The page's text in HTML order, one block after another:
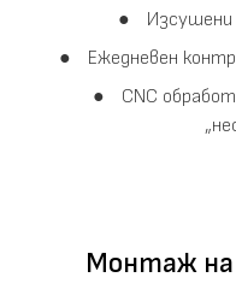
Ежедневен
CNC
Монтаж